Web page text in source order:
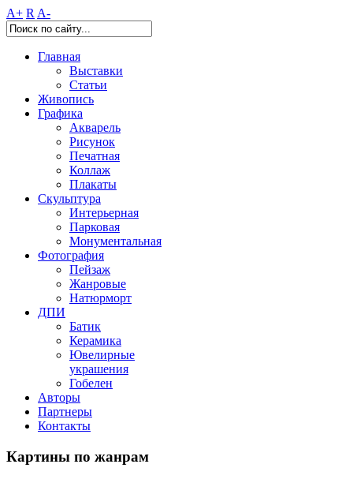
A+ R A-
Главная
Выставки
Статьи
Живопись
Графика
Акварель
Рисунок
Печатная
Коллаж
Плакаты
Скульптура
Интерьерная
Парковая
Монументальная
Фотография
Пейзаж
Жанровые
Натюрморт
ДПИ
Батик
Керамика
Ювелирные
украшения
Гобелен
Авторы
Партнеры
Контакты
Картины по жанрам